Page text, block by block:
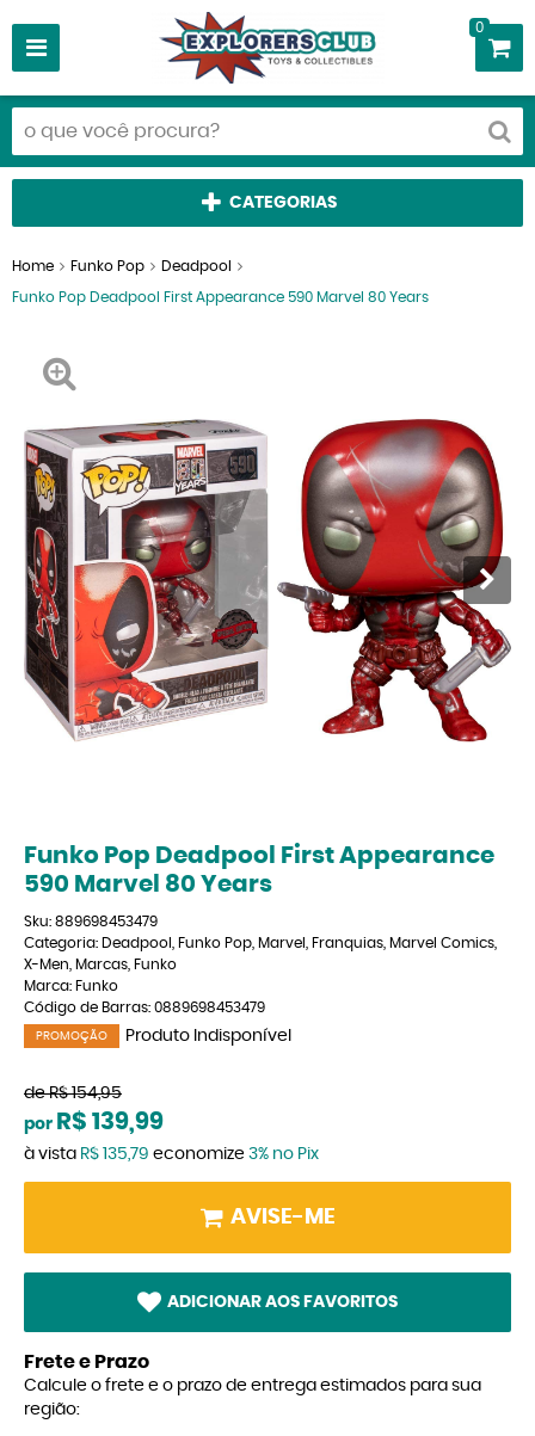
0
CATEGORIAS
Home Funko Pop Deadpool
Funko Pop Deadpool First Appearance 590 Marvel 80 Years
Funko Pop Deadpool First Appearance
590 Marvel 80 Years
Sku: 889698453479
Categoria: Deadpool Funko Pop Marvel Franquias Marvel Comics
X-Men
Marcas Funko
Marca: Funko
Código de Barras: 0889698453479
PROMOÇÃO Produto Indisponível
de R$ 154,95
por R$ 139,99
à vista R$ 135,79 economize 3% no Pix
AVISE-ME
ADICIONAR AOS FAVORITOS
Frete e Prazo
Calcule o frete e o prazo de entrega estimados para sua
região: